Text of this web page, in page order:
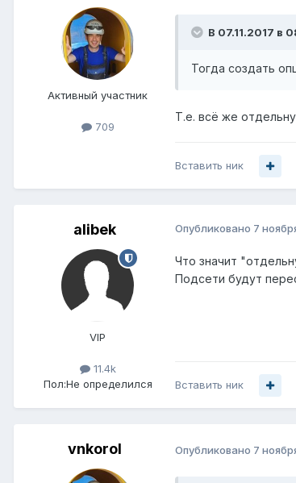
Активный участник
709
В 07.11.2017 в
Тогда создать
Т.е. всё же
Вставить ник
alibek
VIP
11.4k
Пол:Не определился
Опубликовано 7
Что значит
Подсети будут
Вставить ник
vnkorol Опубликовано 7